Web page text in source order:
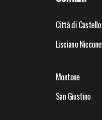
Città di Castello
Lisciano Niccone
Montone
San Giustino